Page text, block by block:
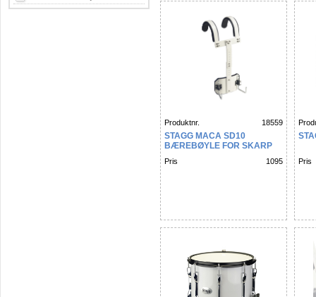
Produktnr. 18559
STAGG MACA SD10
BÆREBØYLE FOR SKARP
Pris 1095 Pris